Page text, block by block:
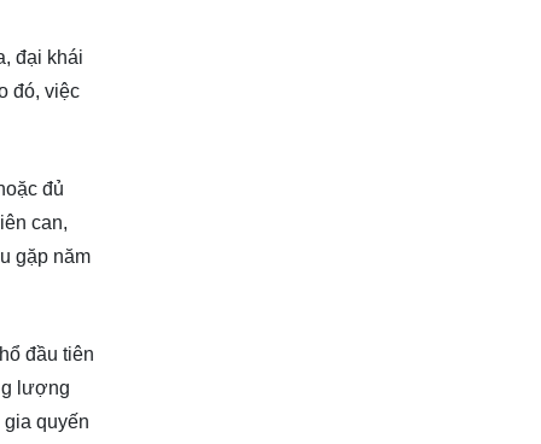
đại khái
đó, việc
đủ
can,
gặp năm
đầu tiên
lượng
quyến